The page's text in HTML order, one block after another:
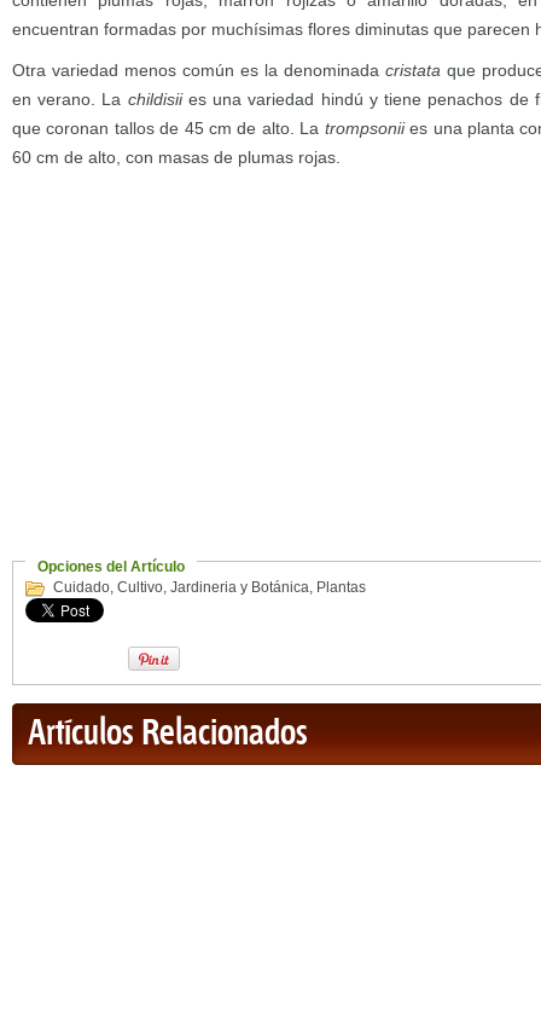
encuentran formadas por muchísimas flores diminutas que parecen
Otra variedad menos común es la denominada cristata que
en verano. La childisiies una variedad hindú y tiene penachos de
que coronan tallos de 45 cm de alto. La trompsoniies una planta
60 cm de alto, con masas de plumas rojas.
Opciones del Artículo
Cuidado, Cultivo, Jardineria y Botánica, Plantas
Artículos Relacionados